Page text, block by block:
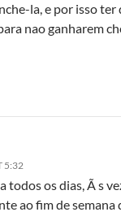
la, e por isso ter
nao ganharem
5:32
todos os dias, Ã s
ao fim de semana